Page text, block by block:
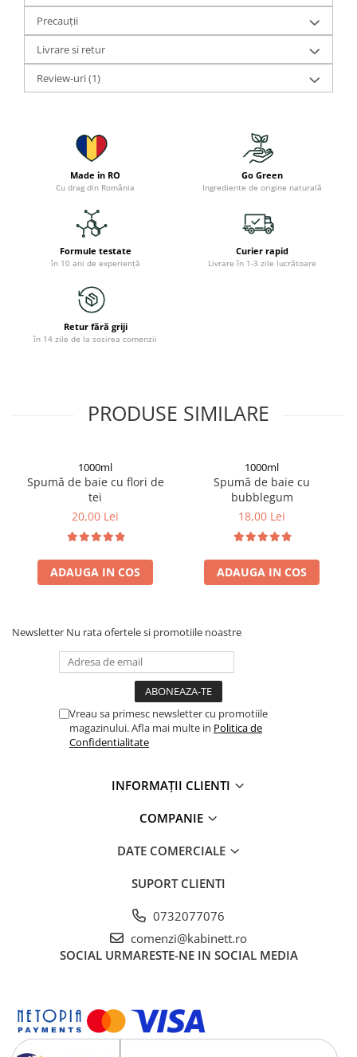
Precauții
Livrare si retur
Review-uri(1)
Made in RO
Cu drag din România
Go Green
Ingrediente de origine naturală
Formule testate
în 10 ani de experiență
Curier rapid
Livrare în 1-3 zile lucrătoare
Retur fără griji
în 14 zile de la sosirea comenzii
PRODUSE SIMILARE
1000ml
Spumă de baie cu flori de
tei
20,00 Lei
ADAUGA IN COS
1000ml
Spumă de baie cu
bubblegum
18,00 Lei
ADAUGA IN COS
Newsletter Nu rata ofertele si promotiile noastre
Vreau sa primesc newsletter cu promotiile
magazinului. Afla mai multe in Politica de
Confidentialitate
INFORMAȚII CLIENTI
COMPANIE
DATE COMERCIALE
SUPORT CLIENTI
0732077076
comenzi@kabinett.ro
SOCIAL URMARESTE-NE IN SOCIAL MEDIA